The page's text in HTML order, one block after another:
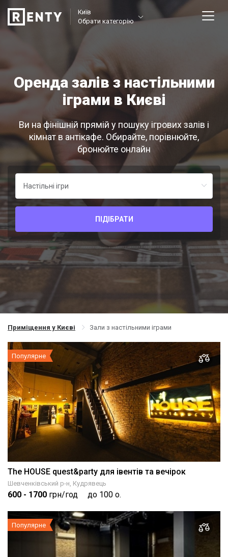
Київ
Обрати категорію
Оренда залів з настільними
іграми в Києві
Ви на фінішній прямій у пошуку ігрових залів і
кімнат в антікафе. Обирайте, порівнюйте,
бронюйте онлайн
ПІДІБРАТИ
Приміщення у Києві Зали з настільними іграми
Популярне
The HOUSE quest&party для івентів та вечірок
Шевченківський р-н, Кудрявець
600 - 1700 грн/год до 100 о.
Популярне